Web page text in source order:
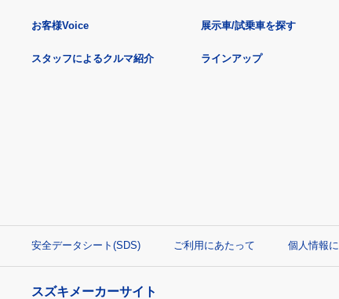
お客様Voice
スタッフによるクルマ紹介
展示車/試乗車を探す
ラインアップ
安全データシート(SDS) ご利用にあたって 個人情報
スズキメーカーサイト